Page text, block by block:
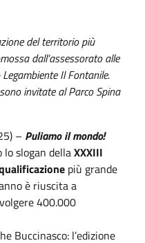
del territorio più
dall’assessorato alle
Il Fontanile.
invitate al Parco Spina
– Puliamo il mondo!
lo slogan dellaXXXIII
più grande
è riuscita a
400.000
Buccinasco: l’edizione